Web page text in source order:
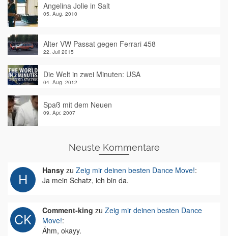
Angelina Jolie in Salt
05. Aug. 2010
Alter VW Passat gegen Ferrari 458
22. Juli 2015
Die Welt in zwei Minuten: USA
04. Aug. 2012
Spaß mit dem Neuen
09. Apr. 2007
Neuste Kommentare
Hansy zu Zeig mir deinen besten Dance Move!:
Ja mein Schatz, ich bin da.
Comment-king zu Zeig mir deinen besten Dance
Move!:
Ähm, okayy.